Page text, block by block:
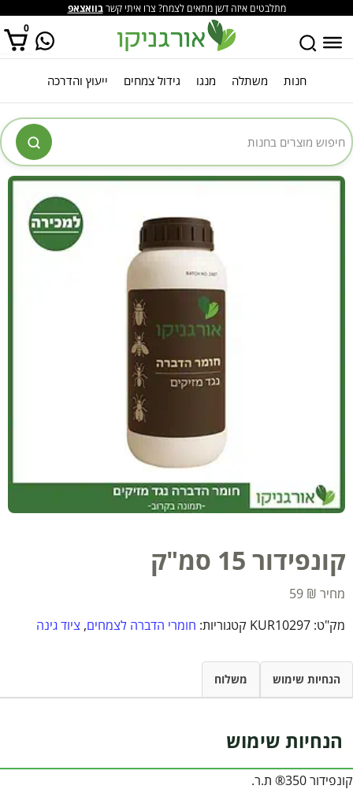
מתלבטים איזה דשן מתאים לצמח? צרו איתי קשרבוואצאפ
0
אין מוצרים בסל הקניות. חנות משתלה מנגו גידול צמחים ייעוץ והדרכה
קונפידור 15 סמ"ק
59 ₪
מק"ט: KUR10297 קטגוריות: חומרי הדברה לצמחים, ציוד גינה
הנחיות שימוש משלוח
הנחיות שימוש
קונפידור 350® ת.ר.